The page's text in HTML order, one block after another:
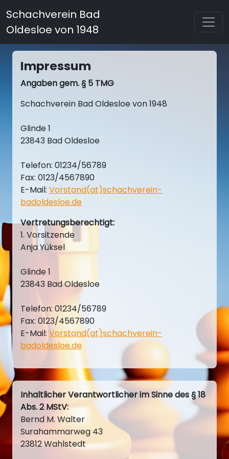
Schachverein Bad
Oldesloe von 1948
Impressum
Angaben gem. § 5 TMG
Schachverein Bad Oldesloe von 1948
Glinde 1
23843 Bad Oldesloe
Telefon: 01234/56789
Fax: 0123/4567890
E-Mail: Vorstand(at)schachverein-
badoldesloe.de
Vertretungsberechtigt:
1. Vorsitzende
Anja Yüksel
Glinde 1
23843 Bad Oldesloe
Telefon: 01234/56789
Fax: 0123/4567890
E-Mail: Vorstand(at)schachverein-
badoldesloe.de
Inhaltlicher Verantwortlicher im Sinne des § 18
Abs. 2 MStV:
Bernd M. Walter
Surahammarweg 43
23812 Wahlstedt